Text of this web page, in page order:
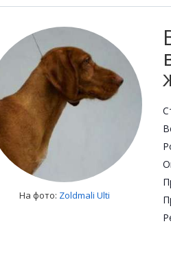
На фото: Zoldmali Ulti